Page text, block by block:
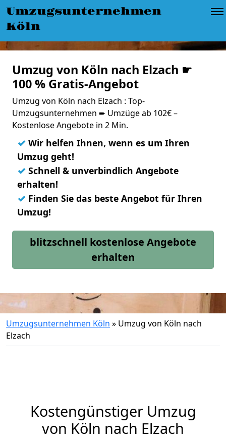
Umzugsunternehmen
Köln
Umzug von Köln nach Elzach ☛
100 % Gratis-Angebot
Umzug von Köln nach Elzach : Top-
Umzugsunternehmen ➨ Umzüge ab 102€ –
Kostenlose Angebote in 2 Min.
✓ Wir helfen Ihnen, wenn es um Ihren
Umzug geht!
✓ Schnell & unverbindlich Angebote
erhalten!
✓ Finden Sie das beste Angebot für Ihren
Umzug!
blitzschnell kostenlose Angebote
erhalten
Umzugsunternehmen Köln » Umzug von Köln nach
Elzach
Kostengünstiger Umzug
von Köln nach Elzach